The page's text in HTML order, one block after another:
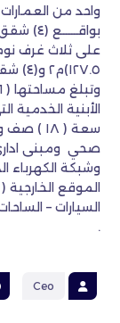
على ثلاث غرف
الأبنية الخدمية
صحي ومبنى
وشبكة الكهرباء
الموقع
السيارات –
.
Ceo